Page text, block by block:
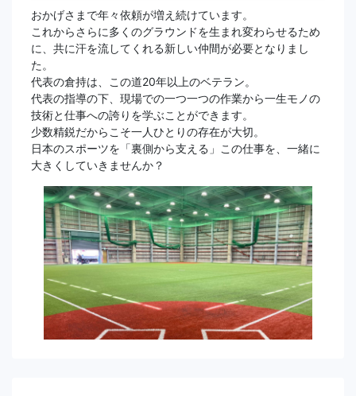
おかげさまで年々依頼が増え続けています。
これからさらに多くのグラウンドを生まれ変わらせるため
に、共に汗を流してくれる新しい仲間が必要となりまし
た。
代表の倉持は、この道20年以上のベテラン。
代表の指導の下、現場での一つ一つの作業から一生モノの
技術と仕事への誇りを学ぶことができます。
少数精鋭だからこそ一人ひとりの存在が大切。
日本のスポーツを「裏側から支える」この仕事を、一緒に
大きくしていきませんか？